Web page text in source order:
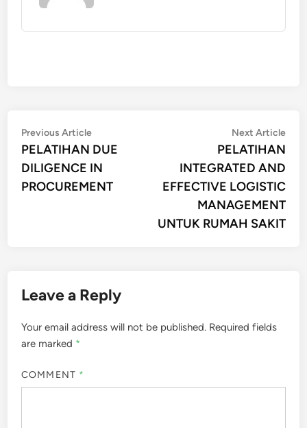
Post
navigation
Previous ArticlePrevious
article:
PELATIHAN DUE
DILIGENCE IN
PROCUREMENT
Next Article
PELATIHAN
INTEGRATED AND
EFFECTIVE LOGISTIC
MANAGEMENT
UNTUK RUMAH SAKIT
Leave a Reply
Your email address will not be published. Required fields
are marked *
COMMENT *